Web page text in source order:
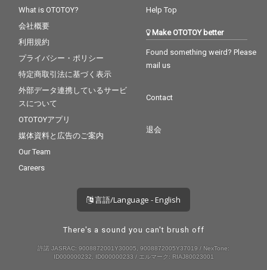
What is OTOTOY?
会社概要
利用規約
プライバシー・ポリシー
特定商取引法に基づく表示
外部データ連携しているサービ
スについて
OTOTOYアプリ
媒体資料と広告のご案内
Our Team
Careers
Help Top
Make OTOTOY better
Found something weird? Please
mail us
Contact
退会
言語/Language - English
There's a sound you can't brush off
許諾 JASRAC: 9008872001Y30005, 9008872005Y37019 / NexTone:
ID000000232, ID000000233 / エルマーク: RIAJ80023001